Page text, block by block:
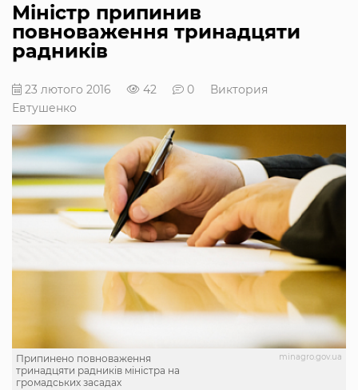
Міністр припинив
повноваження тринадцяти
радників
23 лютого 2016 42 0
Виктория
Евтушенко
minagro.gov.ua
Припинено повноваження
тринадцяти радників міністра на
громадських засадах